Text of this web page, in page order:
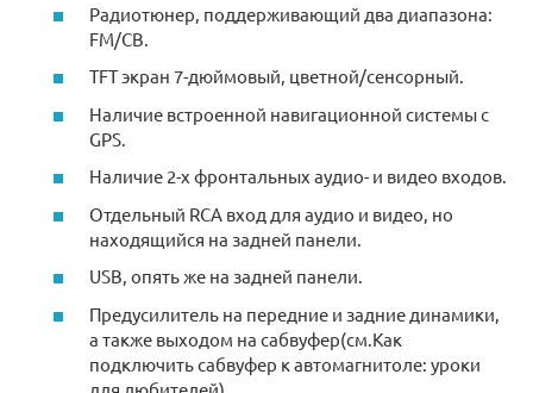
Радиотюнер, поддерживающий два диапазона:
FM/СВ.
TFT экран 7-дюймовый, цветной/сенсорный.
Наличие встроенной навигационной системы с
GPS.
Наличие 2-х фронтальных аудио- и видео входов.
Отдельный RCA вход для аудио и видео, но
находящийся на задней панели.
USB, опять же на задней панели.
Предусилитель на передние и задние динамики,
а также выходом на сабвуфер(см.Как
подключить сабвуфер к автомагнитоле: уроки
для любителей).